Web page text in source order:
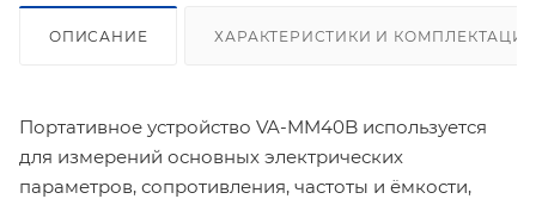
ОПИСАНИЕ ХАРАКТЕРИСТИКИ И КОМПЛЕКТАЦИЯ
Портативное устройство VA-MM40B используется
для измерений основных электрических
параметров, сопротивления, частоты и ёмкости,